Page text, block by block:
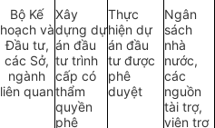
Bộ Kế
hoạch và
Đầu tư,
các Sở,
ngành
liên quan
Xây
dựng dự
án đầu
tư trình
cấp có
thẩm
quyền
phê
Thực
hiện dự
án đầu
tư được
phê
duyệt
Ngân
sách
nhà
nước,
các
nguồn
tài trợ,
viện trợ